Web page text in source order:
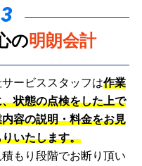
の明朗会計
サービススタッフは作業
状態の点検をした上で
容の説明・料金をお見
いたします。
積もり段階でお断り頂い